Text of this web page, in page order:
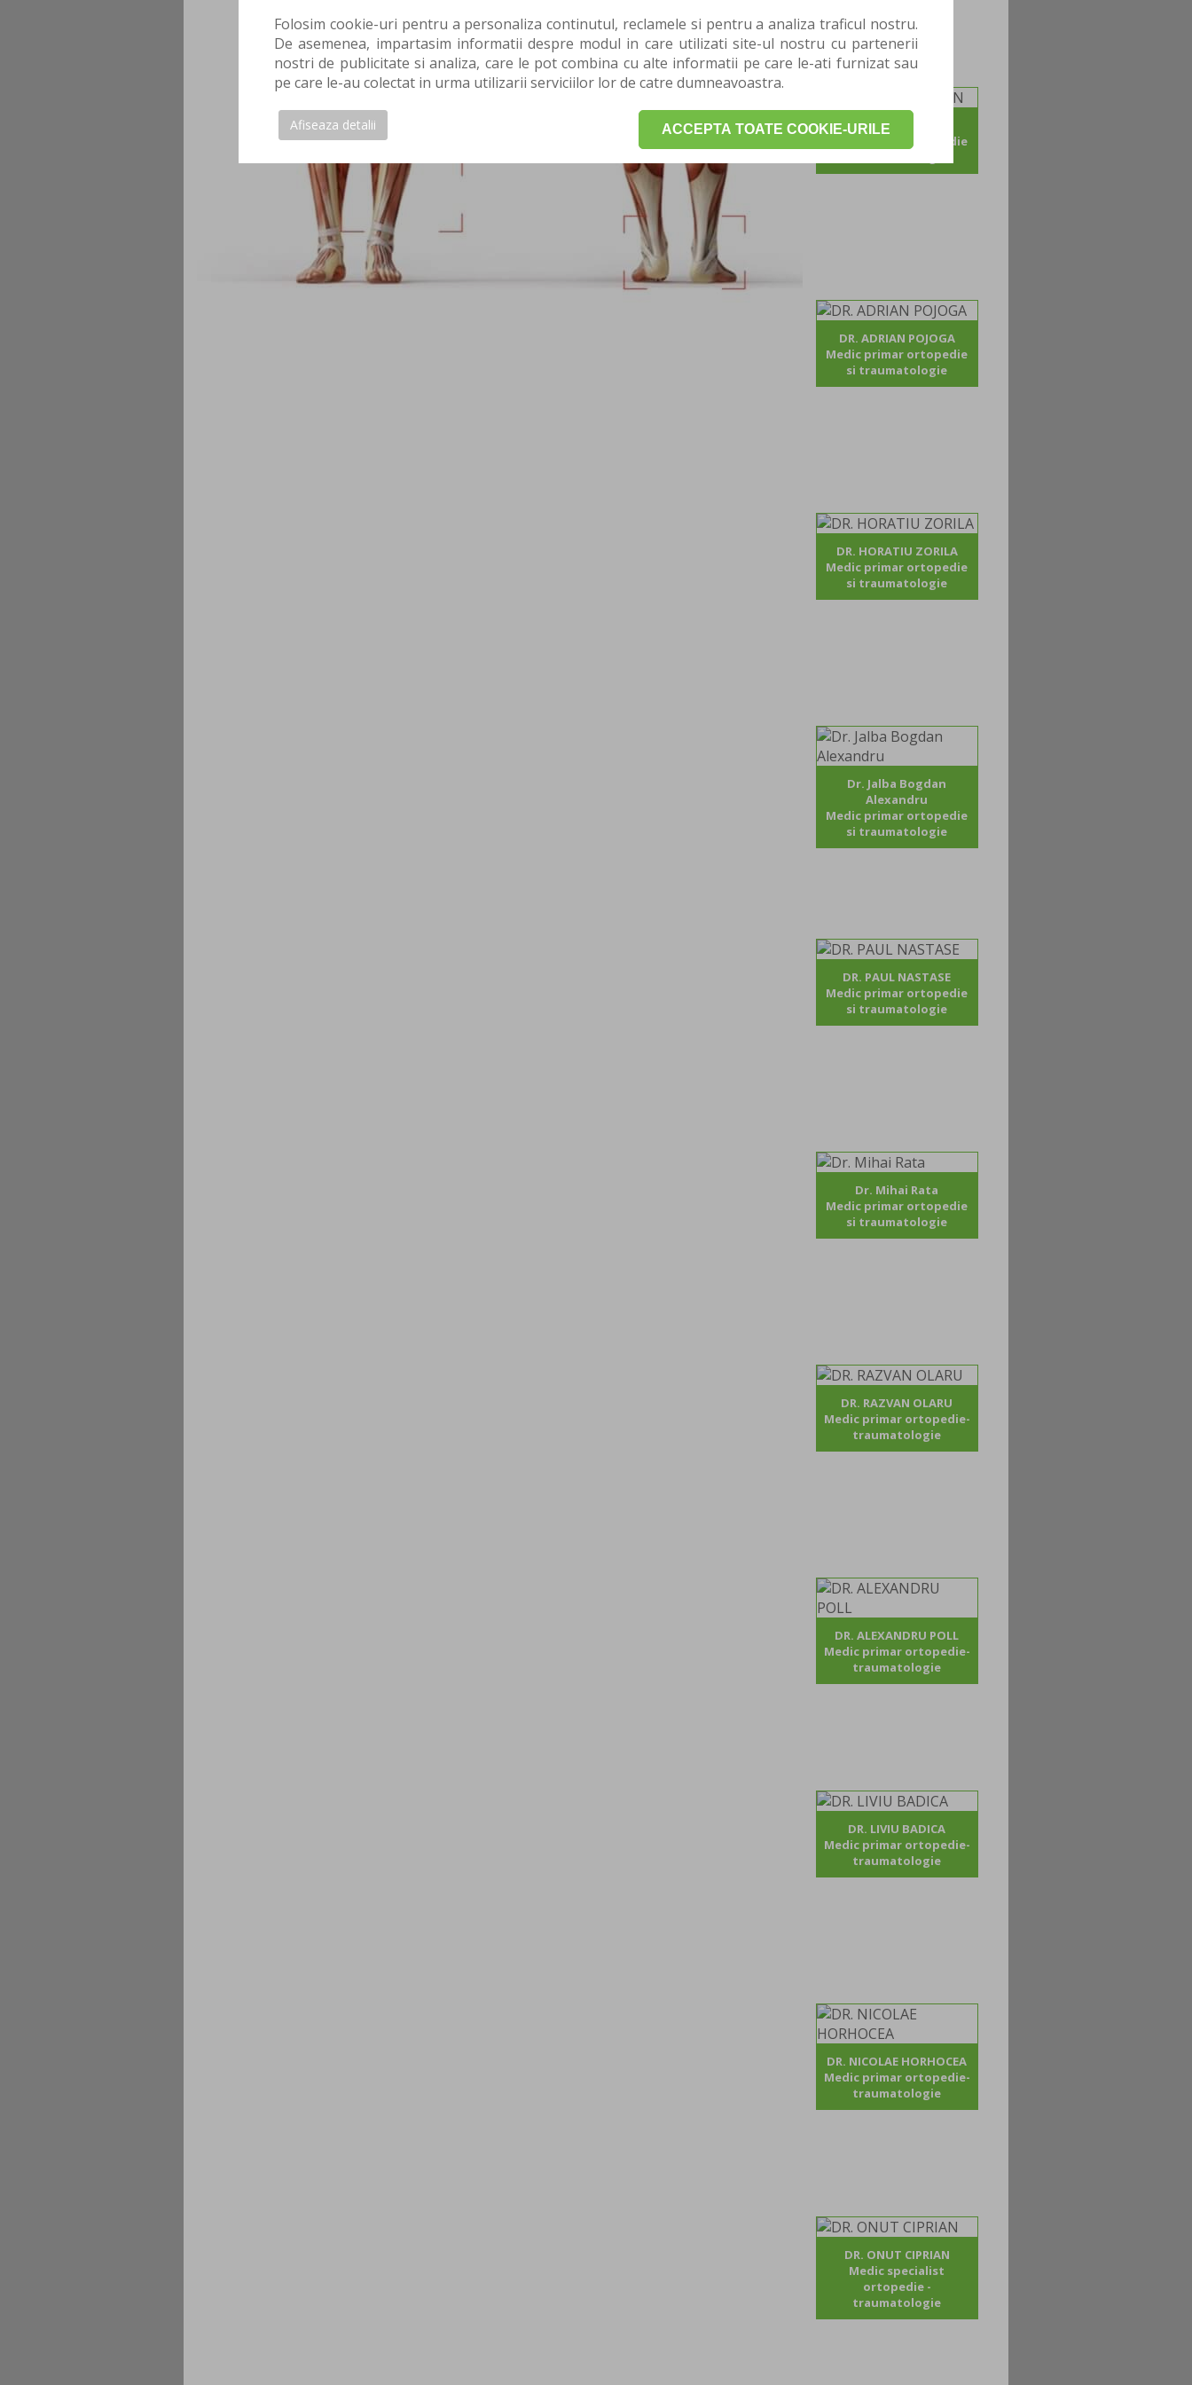
Folosim cookie-uri pentru a personaliza continutul, reclamele si pentru a analiza traficul nostru.
De asemenea, impartasim informatii despre modul in care utilizati site-ul nostru cu partenerii
nostri de publicitate si analiza, care le pot combina cu alte informatii pe care le-ati furnizat sau
pe care le-au colectat in urma utilizarii serviciilor lor de catre dumneavoastra.
ACCEPTA TOATE COOKIE-URILE
Afiseaza detalii
DR. CATALIN GICAN
Medic primar ortopedie
DR. ADRIAN POJOGA
Medic primar ortopedie
si traumatologie
DR. HORATIU ZORILA
Medic primar ortopedie
si traumatologie
Dr. Jalba Bogdan
Alexandru
Medic primar ortopedie
si traumatologie
DR. PAUL NASTASE
Medic primar ortopedie
si traumatologie
Dr. Mihai Rata
Medic primar ortopedie
si traumatologie
DR. RAZVAN OLARU
Medic primar ortopedie-
traumatologie
DR. ALEXANDRU POLL
Medic primar ortopedie-
traumatologie
DR. LIVIU BADICA
Medic primar ortopedie-
traumatologie
DR. NICOLAE HORHOCEA
Medic primar ortopedie-
traumatologie
DR. ONUT CIPRIAN
Medic specialist
ortopedie -
traumatologie